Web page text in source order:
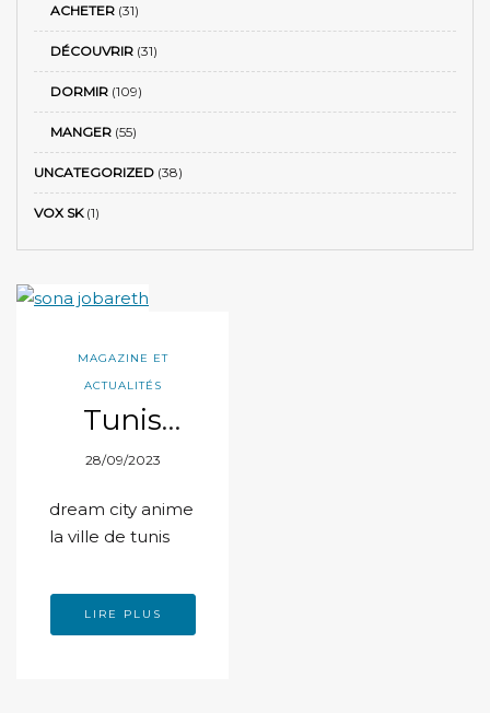
ACHETER (31)
DÉCOUVRIR (31)
DORMIR (109)
MANGER (55)
UNCATEGORIZED (38)
VOX SK(1)
MAGAZINE ET
ACTUALITÉS
Tunis
vibre au
de la Kora
de Sona
de
Gambie
28/09/2023
dream city anime
la ville de tunis
LIRE PLUS